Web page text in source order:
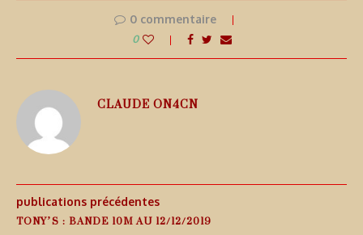
0 commentaire
0
CLAUDE ON4CN
publications précédentes
TONY’S : BANDE 10M AU 12/12/2019